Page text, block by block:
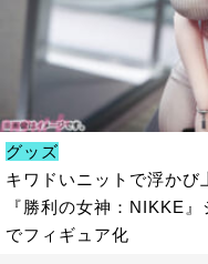
グッズ
キワドいニットで浮かび
『勝利の女神：NIKKE
でフィギュア化